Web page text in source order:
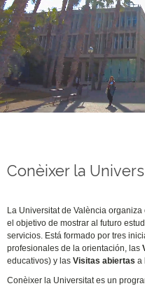
Conèixer la
La Universitat de València
el objetivo de mostrar al futuro
servicios. Está formado por tres
profesionales de la orientación, las
educativos) y lasVisitas abiertas a
Conèixer la Universitat es un